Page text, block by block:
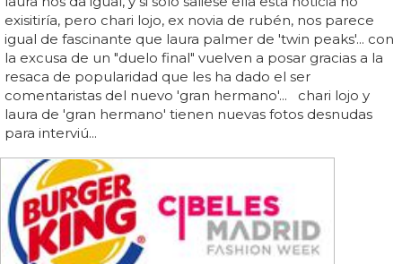
exisitiría, pero chari lojo, ex novia de rubén, nos parece
igual de fascinante que laura palmer de 'twin peaks'... con
la excusa de un "duelo final" vuelven a posar gracias a la
resaca de popularidad que les ha dado el ser
comentaristas del nuevo 'gran hermano'... chari lojo y
laura de 'gran hermano' tienen nuevas fotos desnudas
para interviú...